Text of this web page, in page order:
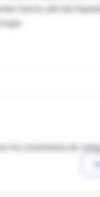
García, jefe del
los comentarios de